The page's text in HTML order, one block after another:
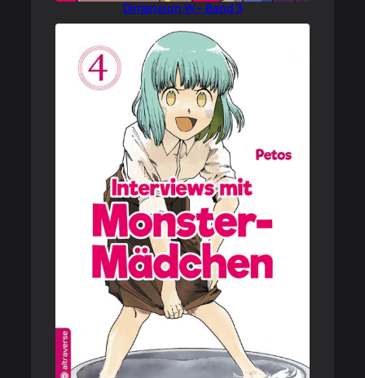
Dimension W – Band 3